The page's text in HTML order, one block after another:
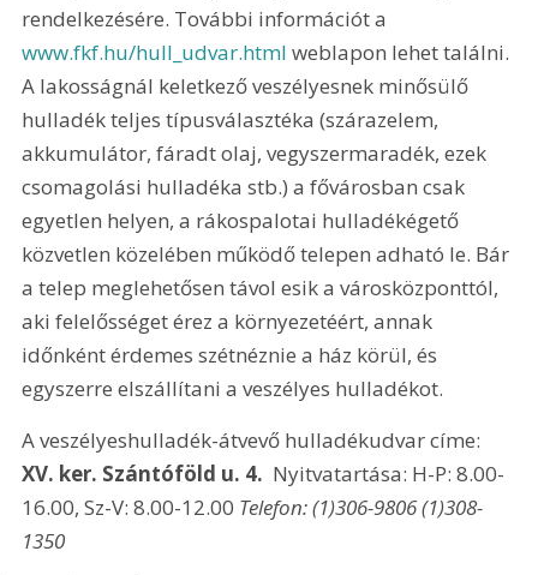
rendelkezésére. További információt a
www.fkf.hu/hull_udvar.html weblapon lehet találni.
A lakosságnál keletkező veszélyesnek minősülő
hulladék teljes típusválasztéka (szárazelem,
akkumulátor, fáradt olaj, vegyszermaradék, ezek
csomagolási hulladéka stb.) a fővárosban csak
egyetlen helyen, a rákospalotai hulladékégető
közvetlen közelében működő telepen adható le. Bár
a telep meglehetősen távol esik a városközponttól,
aki felelősséget érez a környezetéért, annak
időnként érdemes szétnéznie a ház körül, és
egyszerre elszállítani a veszélyes hulladékot.
A veszélyeshulladék-átvevő hulladékudvar címe:
XV. ker. Szántóföld u. 4. Nyitvatartása: H-P: 8.00-
16.00, Sz-V: 8.00-12.00 Telefon: (1)306-9806 (1)308-
1350